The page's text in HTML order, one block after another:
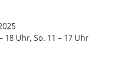
18 Uhr, So. 11 – 17 Uhr